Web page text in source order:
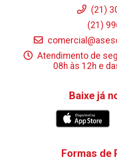
(21)
(21)
Atendimento de
08h às 12h e
Baixe já
Formas de